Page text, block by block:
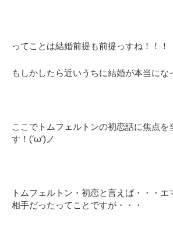
ってことは結婚前提も前提っすね！！！
もしかしたら近いうちに結婚が本当にな
ここでトムフェルトンの初恋話に焦点を
す！(‘ω’)ノ
トムフェルトン・初恋と言えば・・・
相手だったってことですが・・・